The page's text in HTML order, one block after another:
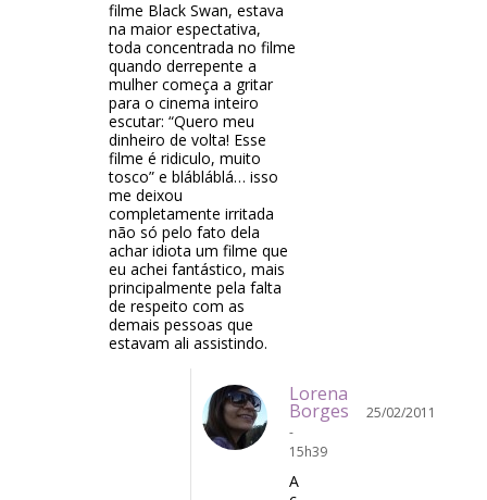
filme Black Swan, estava
na maior espectativa,
toda concentrada no filme
quando derrepente a
mulher começa a gritar
para o cinema inteiro
escutar: “Quero meu
dinheiro de volta! Esse
filme é ridiculo, muito
tosco” e blábláblá… isso
me deixou
completamente irritada
não só pelo fato dela
achar idiota um filme que
eu achei fantástico, mais
principalmente pela falta
de respeito com as
demais pessoas que
estavam ali assistindo.
Lorena
Borges
25/02/2011
-
15h39
A